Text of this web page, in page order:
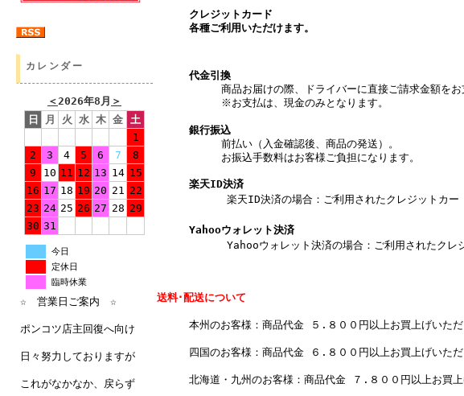
カレンダー
＜2026年8月 ＞
日
月 火 水 木 金 土
1
2
3 4 5 6 7
8
9
10 11 12 13 14 15
16 17 18 19 20 21 22
23 24 25 26 27 28 29
30 31
今日
定休日
臨時休業
☆ 営業日ご案内 ☆
ポンコツ店主回復へ向け
日々努力しておりますが
これがなかなか、戻らず
クレジットカード
各種ご利用いただけます。
代金引換
商品お届けの際、ドライバーに直接ご請求金額をお
※お支払は、現金のみとなります。
銀行振込
前払い（入金確認後、商品の発送）。
お振込手数料はお客様ご負担になります。
楽天ID決済
楽天ID決済の場合：ご利用されたクレジットカー
Yahooウォレット決済
Yahooウォレット決済の場合：ご利用されたクレジ
送料･配送について
本州のお客様：商品代金 ５.８００円以上お買上げいただ
四国のお客様：商品代金 ６.８００円以上お買上げいただ
北海道・九州のお客様：商品代金 ７.８００円以上お買上